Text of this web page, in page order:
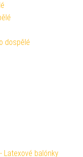
dospělé
Latexové balónky